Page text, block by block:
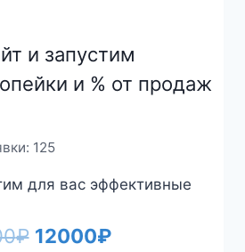
и запустим
и % от продаж
125
для вас эффективные
₽ Первоначальная
12000₽Текущая